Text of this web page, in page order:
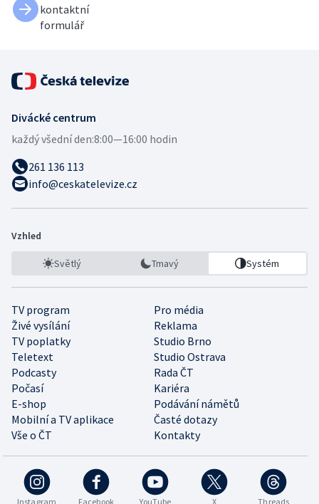
kontaktní
formulář
Divácké centrum
každý všední den:8:00—16:00 hodin
261 136 113
info@ceskatelevize.cz
Vzhled
Světlý Tmavý Systém
TV program
Pro média
Živé vysílání
Reklama
TV poplatky
Studio Brno
Teletext
Studio Ostrava
Podcasty
Rada ČT
Počasí
Kariéra
E-shop
Podávání námětů
Mobilní a TV aplikace
Časté dotazy
Vše o ČT
Kontakty
Instagram Facebook YouTube X Threads